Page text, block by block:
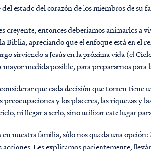
estado del corazón de los miembros de su
creyente, entonces deberíamos animarlos a
Biblia, apreciando que el enfoque está en el
sirviendo a Jesús en la próxima vida (el
mayor medida posible, para prepararnos para
que cada decisión que tomen tiene
preocupaciones y los placeres, las riquezas y
ni llegar a serlo, sino utilizar este lugar
nuestra familia, sólo nos queda una
acciones. Les explicamos pacientemente,